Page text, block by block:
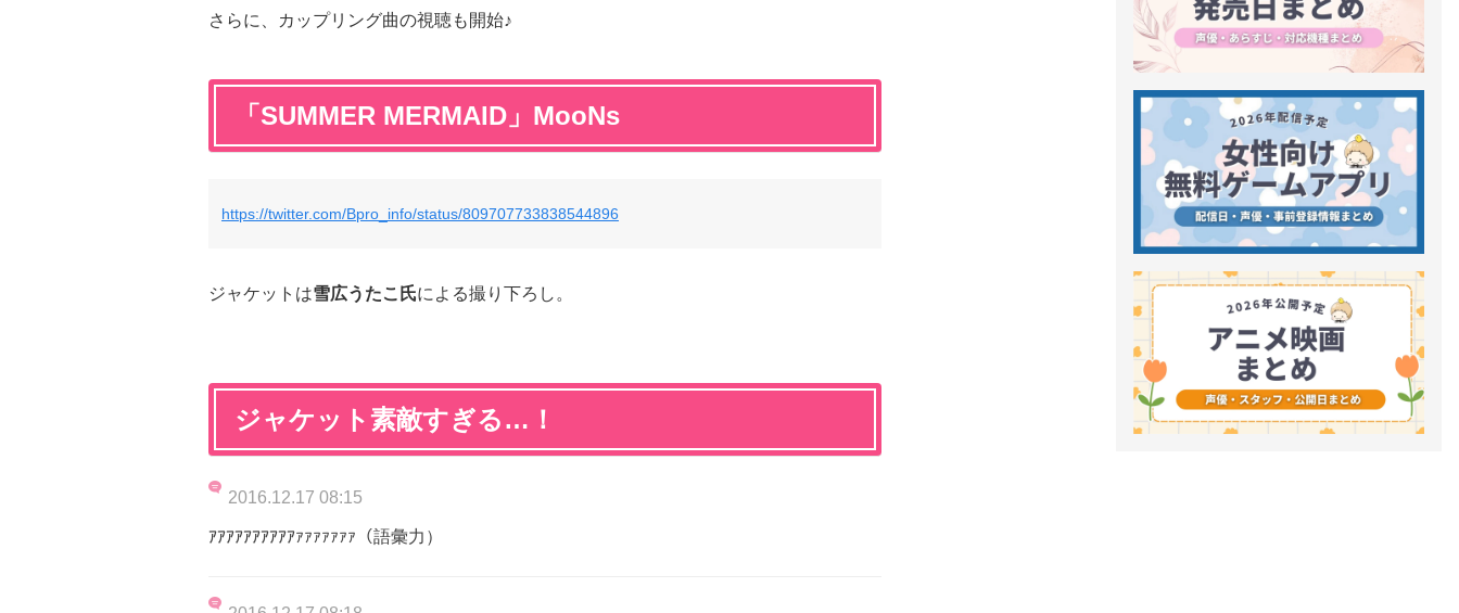
さらに、カップリング曲の視聴も開始♪
「SUMMER MERMAID」MooNs
https://twitter.com/Bpro_info/status/809707733838544896
ジャケットは雪広うたこ氏による撮り下ろし。
ジャケット素敵すぎる…！
2016.12.17 08:15
ｱｱｱｱｱｱｱｱｱｱｧｧｧｧｧｧｧ（語彙力）